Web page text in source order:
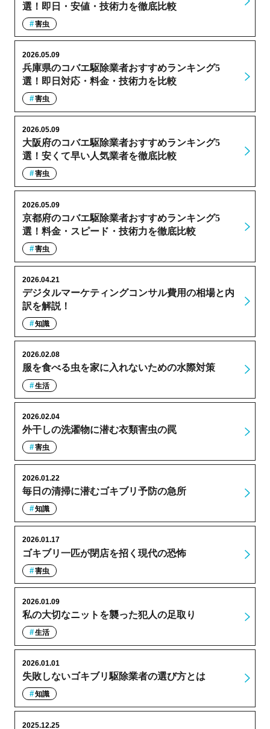
選！即日・安値・技術力を徹底比較
害虫
兵庫県のコバエ駆除業者おすすめランキング5
選！即日対応・料金・技術力を比較
2026.05.09
害虫
大阪府のコバエ駆除業者おすすめランキング5
選！安くて早い人気業者を徹底比較
2026.05.09
害虫
京都府のコバエ駆除業者おすすめランキング5
選！料金・スピード・技術力を徹底比較
2026.05.09
害虫
デジタルマーケティングコンサル費用の相場と内
訳を解説！
2026.04.21
知識
服を食べる虫を家に入れないための水際対策
2026.02.08
生活
外干しの洗濯物に潜む衣類害虫の罠
2026.02.04
害虫
毎日の清掃に潜むゴキブリ予防の急所
2026.01.22
知識
ゴキブリ一匹が閉店を招く現代の恐怖
2026.01.17
害虫
私の大切なニットを襲った犯人の足取り
2026.01.09
生活
失敗しないゴキブリ駆除業者の選び方とは
2026.01.01
知識
2025.12.25